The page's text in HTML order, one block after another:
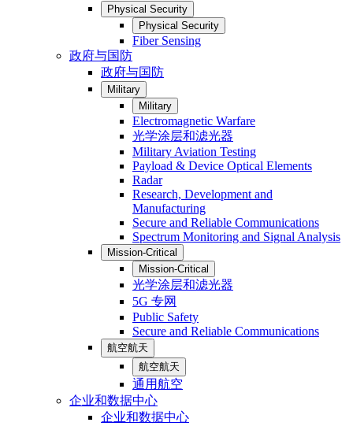
Physical Security
Physical Security
Fiber Sensing
政府与国防
政府与国防
Military
Military
Electromagnetic Warfare
光学涂层和滤光器
Military Aviation Testing
Payload & Device Optical Elements
Radar
Research, Development and
Manufacturing
Secure and Reliable Communications
Spectrum Monitoring and Signal Analysis
Mission-Critical
Mission-Critical
光学涂层和滤光器
5G 专网
Public Safety
Secure and Reliable Communications
航空航天
航空航天
通用航空
企业和数据中心
企业和数据中心